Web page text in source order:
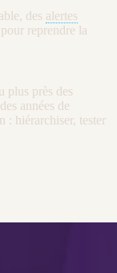
des alertes
reprendre la
plus près des
années de
: hiérarchiser, tester